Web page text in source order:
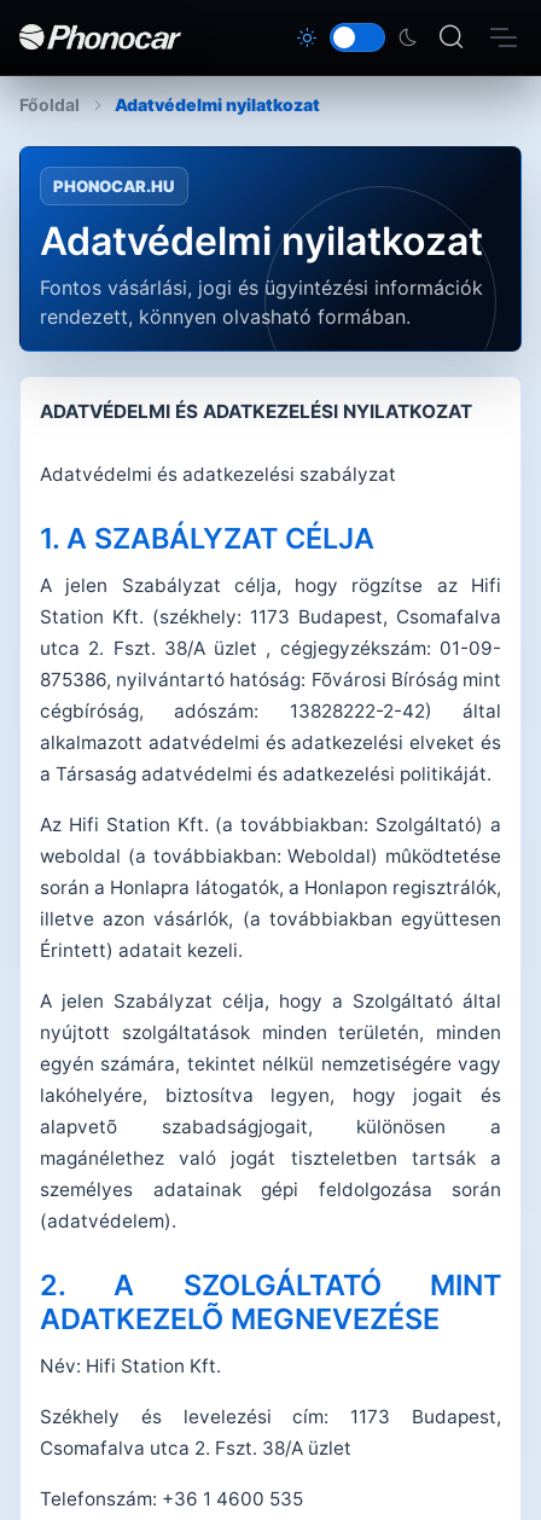
Főoldal Adatvédelmi nyilatkozat
PHONOCAR.HU
Adatvédelmi nyilatkozat
Fontos vásárlási, jogi és ügyintézési információk
rendezett, könnyen olvasható formában.
ADATVÉDELMI ÉS ADATKEZELÉSI NYILATKOZAT
Adatvédelmi és adatkezelési szabályzat
1. A SZABÁLYZAT CÉLJA
A jelen Szabályzat célja, hogy rögzítse az Hifi
Station Kft. (székhely: 1173 Budapest, Csomafalva
utca 2. Fszt. 38/A üzlet , cégjegyzékszám: 01-09-
875386, nyilvántartó hatóság: Fõvárosi Bíróság mint
cégbíróság, adószám: 13828222-2-42) által
alkalmazott adatvédelmi és adatkezelési elveket és
a Társaság adatvédelmi és adatkezelési politikáját.
Az Hifi Station Kft. (a továbbiakban: Szolgáltató) a
weboldal (a továbbiakban: Weboldal) mûködtetése
során a Honlapra látogatók, a Honlapon regisztrálók,
illetve azon vásárlók, (a továbbiakban együttesen
Érintett) adatait kezeli.
A jelen Szabályzat célja, hogy a Szolgáltató által
nyújtott szolgáltatások minden területén, minden
egyén számára, tekintet nélkül nemzetiségére vagy
lakóhelyére, biztosítva legyen, hogy jogait és
alapvetõ szabadságjogait, különösen a
magánélethez való jogát tiszteletben tartsák a
személyes adatainak gépi feldolgozása során
(adatvédelem).
2. A SZOLGÁLTATÓ MINT
ADATKEZELÕ MEGNEVEZÉSE
Név: Hifi Station Kft.
Székhely és levelezési cím: 1173 Budapest,
Csomafalva utca 2. Fszt. 38/A üzlet
Telefonszám: +36 1 4600 535